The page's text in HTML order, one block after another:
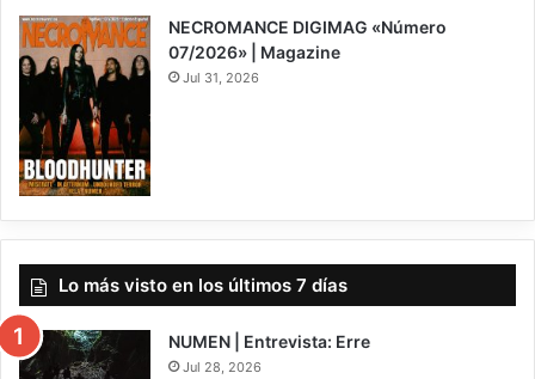
NECROMANCE DIGIMAG «Número
07/2026» | Magazine
Jul 31, 2026
Lo más visto en los últimos 7 días
NUMEN | Entrevista: Erre
Jul 28, 2026